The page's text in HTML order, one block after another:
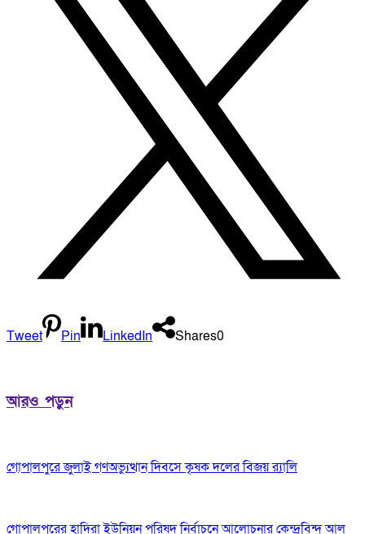
Tweet Pin LinkedIn Shares0
আরও পড়ুন
গোপালপুরে জুলাই গণঅভ্যুত্থান দিবসে কৃষক দলের বিজয় র‍্যালি
গোপালপুরের হাদিরা ইউনিয়ন পরিষদ নির্বাচনে আলোচনার কেন্দ্রবিন্দু আল